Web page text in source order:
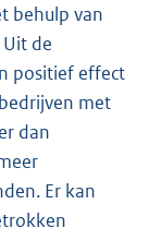
behulp van
de
positief effect
met
dan
Er kan